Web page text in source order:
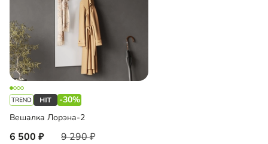
-30%
Вешалка Лорэна-2
6 500 9 290